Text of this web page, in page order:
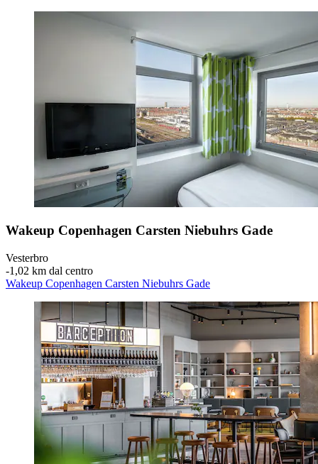
Wakeup Copenhagen Carsten Niebuhrs Gade
Vesterbro
‐1,02 km dal centro
Wakeup Copenhagen Carsten Niebuhrs Gade